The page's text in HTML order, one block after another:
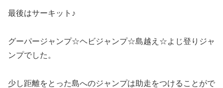
最後はサーキット♪
グーパージャンプ☆ヘビジャンプ☆島越え☆よじ登りジャ
ンプでした。
少し距離をとった島へのジャンプは助走をつけることがで